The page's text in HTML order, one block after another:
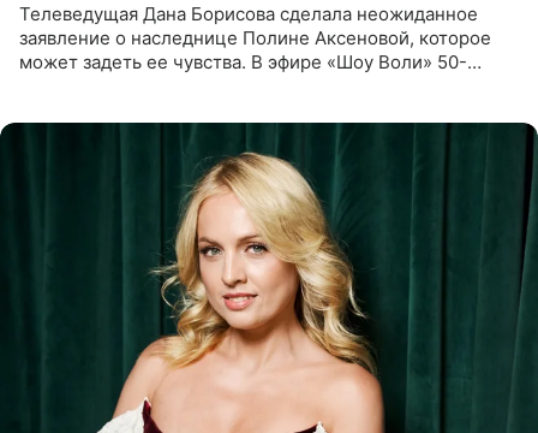
Телеведущая Дана Борисова сделала неожиданное
заявление о наследнице Полине Аксеновой, которое
может задеть ее чувства. В эфире «Шоу Воли» 50-